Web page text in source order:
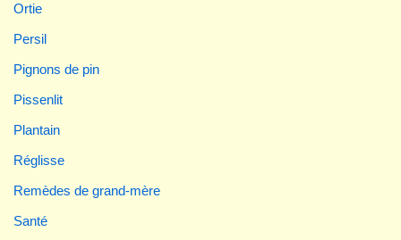
Ortie
Persil
Pignons de pin
Pissenlit
Plantain
Réglisse
Remèdes de grand-mère
Santé